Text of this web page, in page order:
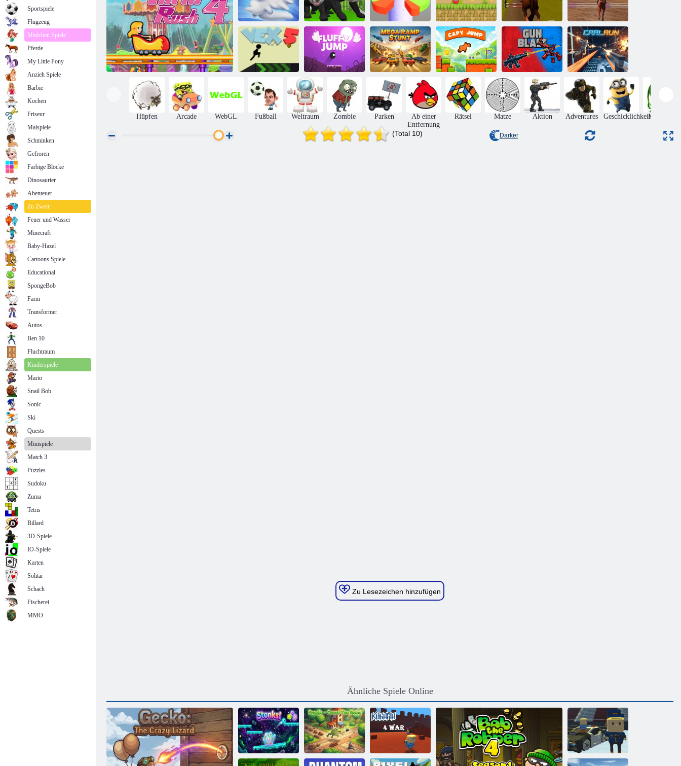
Snow Globe
Panda Simulator
3d
Helixballsprung
Roter Bounce
Ball 5
Jumping Horse
3D
Springpferde-
Meister
Vex 5
Flauschiger
Sprung
Mega-Ramp-
Capy Jump Gewehrfeuer Carl Lauf
Hüpfen Arcade WebGL Fußball Weltraum Zombie Parken
Ab einer
Entfernung
Rätsel Matze Aktion Adventures GeschicklichkeitMonsters
(Total 10) Darker
Zu Lesezeichen hinzufügen
Ähnliche Spiele Online
Sportspiele
Flugzeug
Mädchen Spiele
Pferde
My Little Pony
Anzieh Spiele
Barbie
Kochen
Friseur
Malspiele
Schminken
Gefroren
Farbige Blöcke
Dinosaurier
Abenteuer
Zu Zweit
Feuer und Wasser
Minecraft
Baby-Hazel
Cartoons Spiele
Educational
SpongeBob
Farm
Transformer
Autos
Ben 10
Fluchtraum
Kinderspiele
Mario
Snail Bob
Sonic
Ski
Quests
Minispiele
Match 3
Puzzles
Sudoku
Zuma
Tetris
Billard
3D-Spiele
IO-Spiele
Karten
Solitär
Schach
Fischerei
MMO